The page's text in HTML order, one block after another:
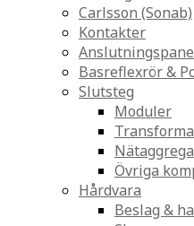
Carlsson (Sonab)
Kontakter
Basreflexrör &
Slutsteg
Moduler
Övriga
Hårdvara
Beslag &